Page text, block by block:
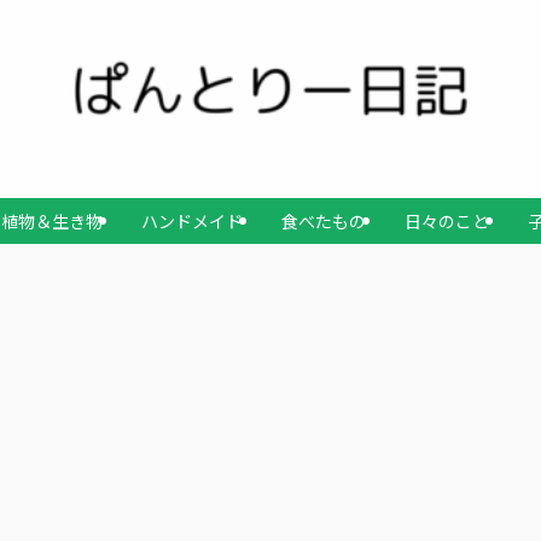
植物＆生き物 ハンドメイド 食べたもの 日々のこと